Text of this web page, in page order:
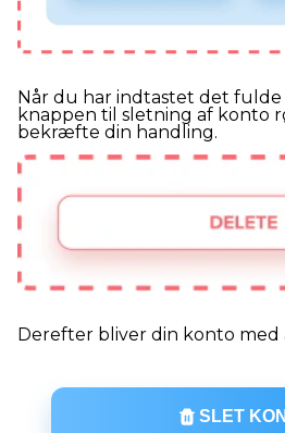
Når du har indtastet det
knappen til sletning af konto
bekræfte din handling.
Derefter bliver din konto med
SLET